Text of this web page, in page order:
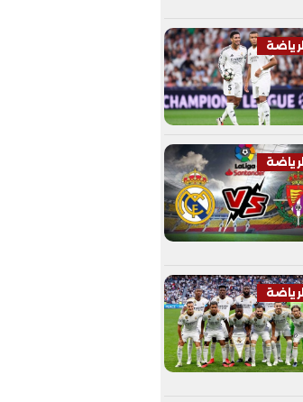
الرياضة
الرياضة
الرياضة